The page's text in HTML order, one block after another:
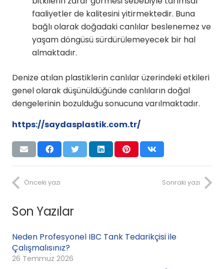
faaliyetler de kalitesini yitirmektedir. Buna
bağlı olarak doğadaki canlılar beslenemez ve
yaşam döngüsü sürdürülemeyecek bir hal
almaktadır.
Denize atılan plastiklerin canlılar üzerindeki etkileri
genel olarak düşünüldüğünde canlıların doğal
dengelerinin bozulduğu sonucuna varılmaktadır.
https://saydasplastik.com.tr/
Önceki yazı Sonraki yazı
Son Yazılar
Neden Profesyonel IBC Tank Tedarikçisi ile
Çalışmalısınız?
26 Temmuz 2026